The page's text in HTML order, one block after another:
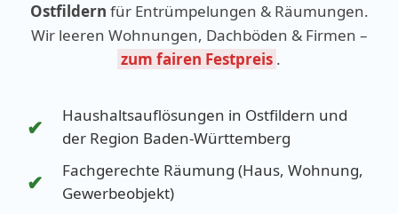
Ostfildern für Entrümpelungen & Räumungen.
Wir leeren Wohnungen, Dachböden & Firmen –
zum fairen Festpreis .
✔
Haushaltsauflösungen in Ostfildern und
der Region Baden-Württemberg
✔
Fachgerechte Räumung (Haus, Wohnung,
Gewerbeobjekt)